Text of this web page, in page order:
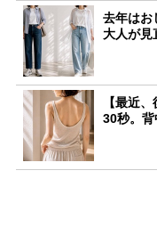
去年はお
大人が見
【最近
30秒。